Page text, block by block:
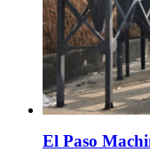
El Paso